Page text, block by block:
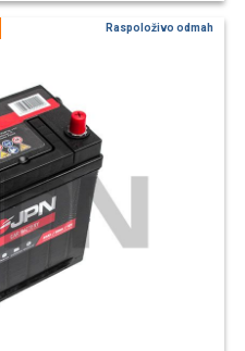
Raspoloživo odmah